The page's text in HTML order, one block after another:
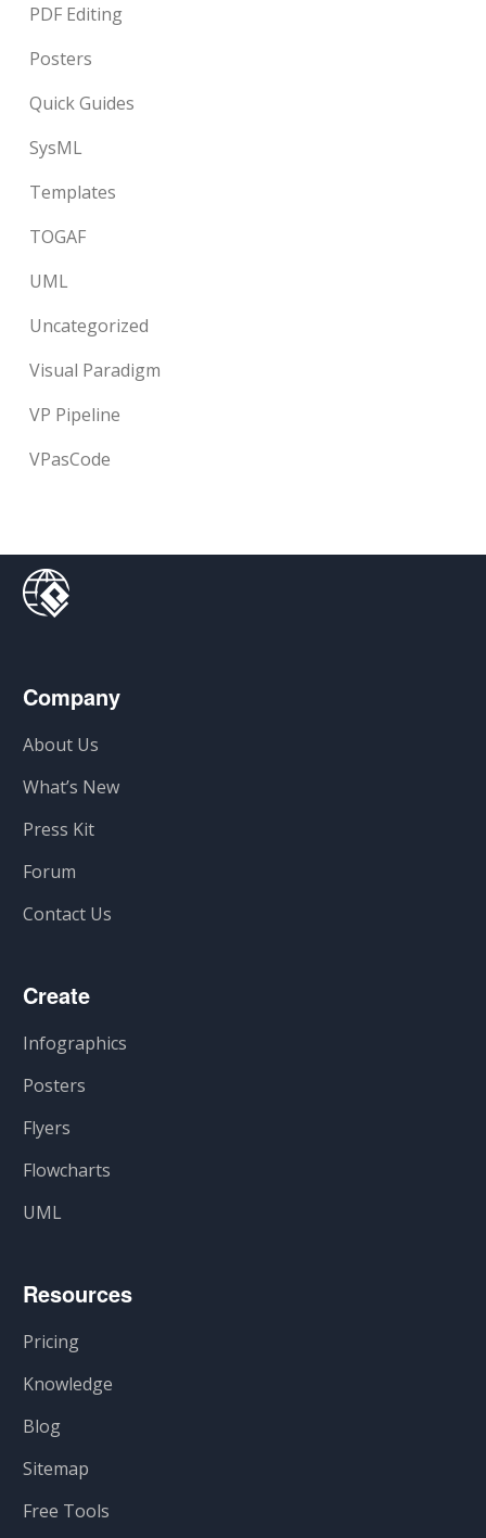
PDF Editing
Posters
Quick Guides
SysML
Templates
TOGAF
UML
Uncategorized
Visual Paradigm
VP Pipeline
VPasCode
Company
About Us
What’s New
Press Kit
Forum
Contact Us
Create
Infographics
Posters
Flyers
Flowcharts
UML
Resources
Pricing
Knowledge
Blog
Sitemap
Free Tools